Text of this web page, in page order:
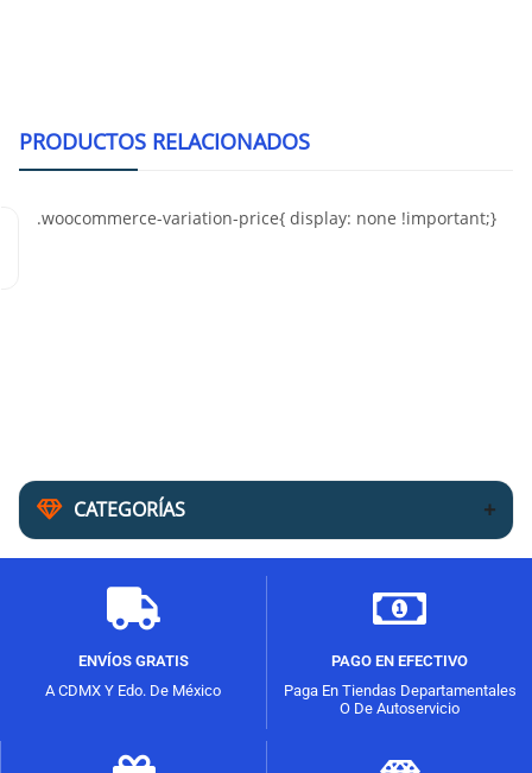
CATEGORÍAS
PRODUCTOS RELACIONADOS
ENVÍOS GRATIS
A CDMX Y Edo. De México
PAGO EN EFECTIVO
Paga En Tiendas Departamentales
O De Autoservicio